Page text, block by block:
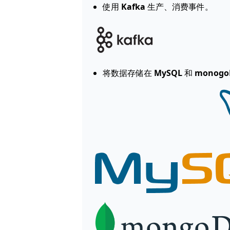
使用 Kafka 生产、消费事件。
将数据存储在 MySQL和